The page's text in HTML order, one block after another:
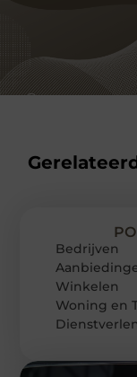
Bedrijven
Winkelen
Woning en